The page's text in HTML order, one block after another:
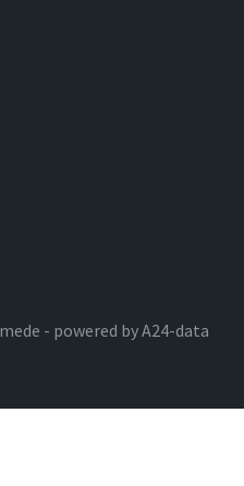
- powered by A24-data